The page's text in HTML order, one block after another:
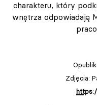
charakteru, który
wnętrza odpowiadają
Zdjęcia: